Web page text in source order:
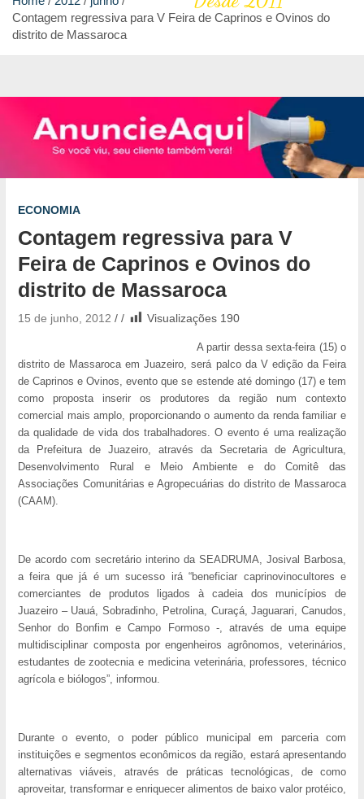
Contagem regressiva para V Feira de Caprinos e Ovinos do
distrito de Massaroca
ECONOMIA
Contagem regressiva para V
Feira de Caprinos e Ovinos do
distrito de Massaroca
15 de junho, 2012 Visualizações 190
A partir dessa sexta-feira (15) o
distrito de Massaroca em Juazeiro, será palco da V edição da Feira
de Caprinos e Ovinos, evento que se estende até domingo (17) e tem
como proposta inserir os produtores da região num contexto
comercial mais amplo, proporcionando o aumento da renda familiar e
da qualidade de vida dos trabalhadores. O evento é uma realização
da Prefeitura de Juazeiro, através da Secretaria de Agricultura,
Desenvolvimento Rural e Meio Ambiente e do Comitê das
Associações Comunitárias e Agropecuárias do distrito de Massaroca
(CAAM).
De acordo com secretário interino da SEADRUMA, Josival Barbosa,
a feira que já é um sucesso irá “beneficiar caprinovinocultores e
comerciantes de produtos ligados à cadeia dos municípios de
Juazeiro – Uauá, Sobradinho, Petrolina, Curaçá, Jaguarari, Canudos,
Senhor do Bonfim e Campo Formoso -, através de uma equipe
multidisciplinar composta por engenheiros agrônomos, veterinários,
estudantes de zootecnia e medicina veterinária, professores, técnico
agrícola e biólogos”, informou.
Durante o evento, o poder público municipal em parceria com
instituições e segmentos econômicos da região, estará apresentando
alternativas viáveis, através de práticas tecnológicas, de como
aproveitar, transformar e enriquecer alimentos de baixo valor protéico,